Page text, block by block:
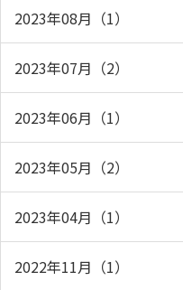
2023年08月（1）
2023年07月（2）
2023年06月（1）
2023年05月（2）
2023年04月（1）
2022年11月（1）